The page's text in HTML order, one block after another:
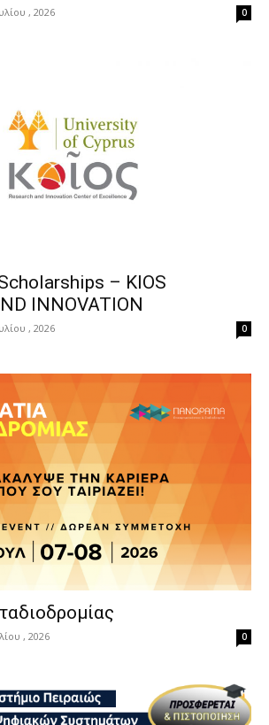
, 2026 0
– KIOS
INNOVATION
, 2026 0
, 2026 0